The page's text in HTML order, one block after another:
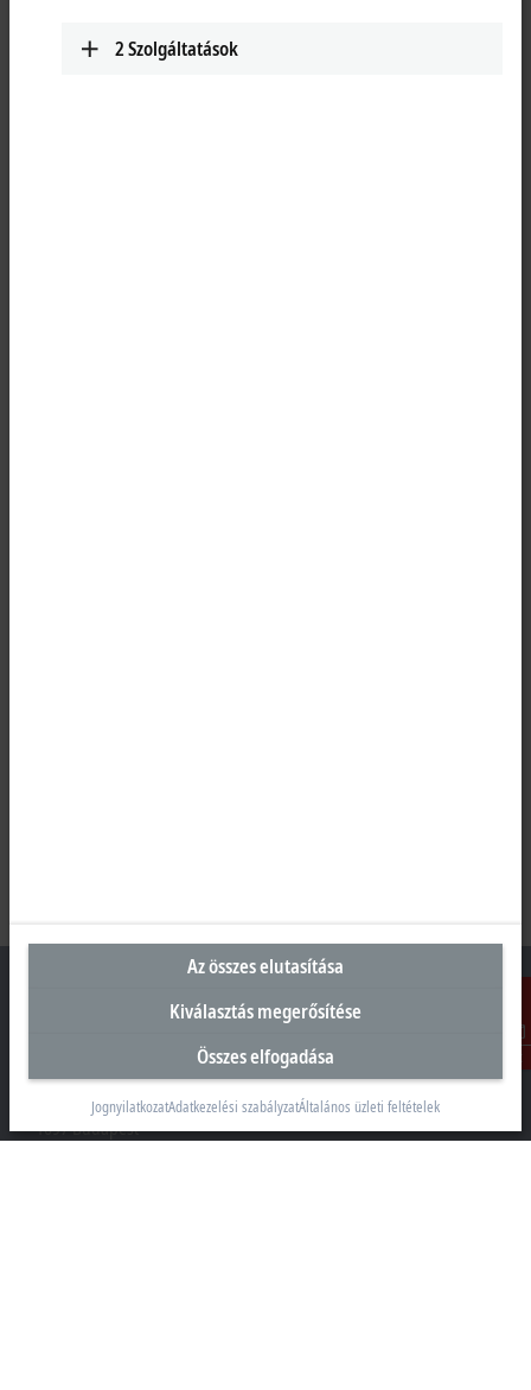
Kontakt
Magyarországi központ
Beckhoff Automation Kft.
1097 Budapest
2Szolgáltatások
Az összes elutasítása
Kiválasztás megerősítése
Összes elfogadása
JognyilatkozatAdatkezelési szabályzatÁltalános üzleti feltételek